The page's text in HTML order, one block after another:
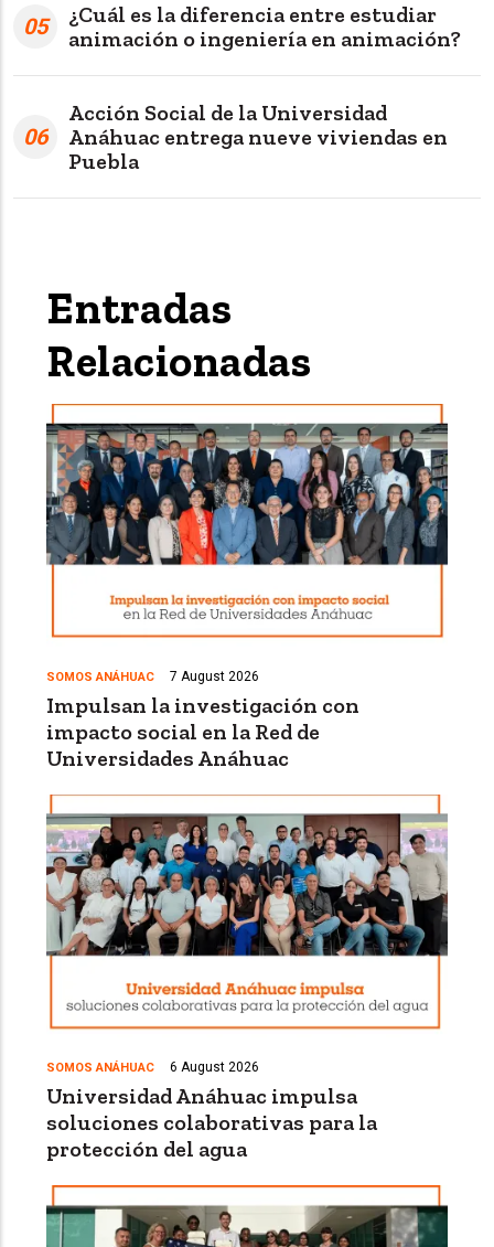
05
¿Cuál es la diferencia entre estudiar
animación o ingeniería en animación?
06
Acción Social de la Universidad
Anáhuac entrega nueve viviendas en
Puebla
Entradas
Relacionadas
SOMOS ANÁHUAC 7 August 2026
Impulsan la investigación con
impacto social en la Red de
Universidades Anáhuac
SOMOS ANÁHUAC 6 August 2026
Universidad Anáhuac impulsa
soluciones colaborativas para la
protección del agua